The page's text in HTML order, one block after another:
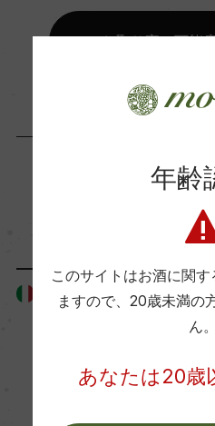
国内ワイン専門誌評価歴
ー
醗酵：ステンレスタンク
お取り寄せ可能
「生産者」
イタリア
年齢
このサイトはお酒に関
ますので、 20歳未満の
ん。
あなたは20歳